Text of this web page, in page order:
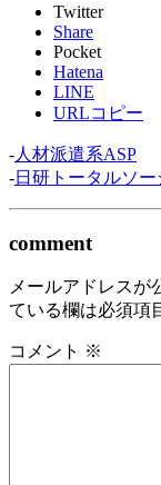
Twitter
Share
Pocket
Hatena
LINE
URLコピー
-人材派遣系ASP
-日研トータルソ
comment
メールアドレスが
ている欄は必須項
コメント ※